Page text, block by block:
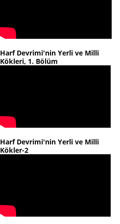
Harf Devrimi'nin Yerli ve Milli
Kökleri, 1. Bölüm
Harf Devrimi'nin Yerli ve Milli
Kökler-2